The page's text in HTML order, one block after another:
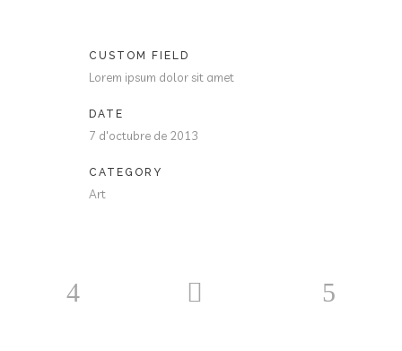
CUSTOM FIELD
Lorem ipsum dolor sit amet
DATE
7 d'octubre de 2013
CATEGORY
Art